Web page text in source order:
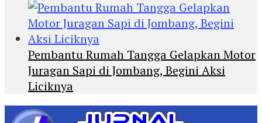
Pembantu Rumah Tangga Gelapkan Motor
Juragan Sapi di Jombang, Begini Aksi
Liciknya